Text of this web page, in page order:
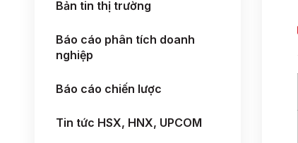
Bản tin thị trường
Báo cáo phân tích doanh
nghiệp
Báo cáo chiến lược
Tin tức HSX, HNX, UPCOM